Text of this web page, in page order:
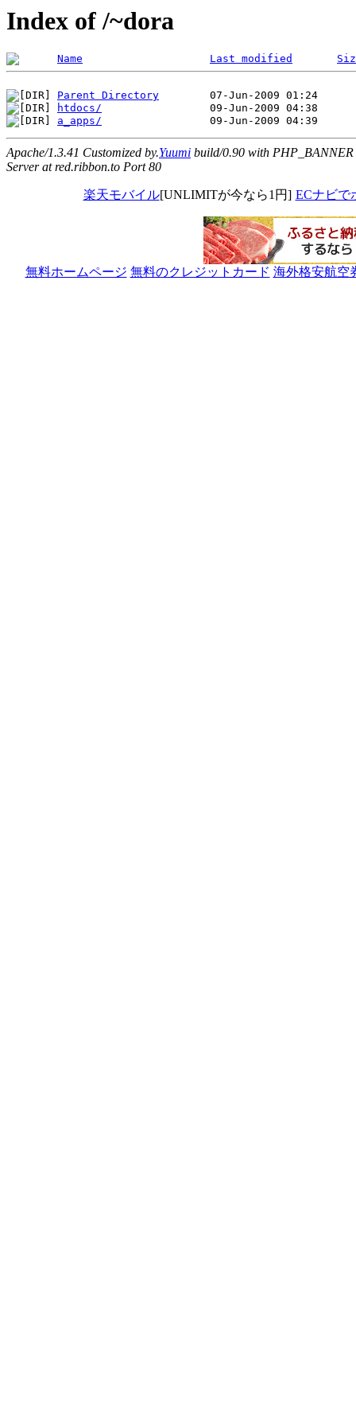
Index of /~dora
Name Last modified
Parent Directory
htdocs/
a_apps/
Apache/1.3.41 Customized by.Yuumi build/0.90 with PHP_BANNER
Server at red.ribbon.to Port 80
楽天モバイル[UNLIMITが今なら1円] ECナビで
無料ホームページ 無料のクレジットカード 海外格安航空